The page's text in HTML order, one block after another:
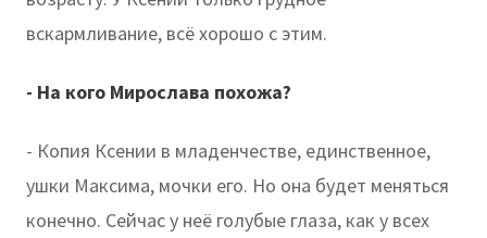
вскармливание, всё хорошо с этим.
- На кого Мирослава похожа?
- Копия Ксении в младенчестве, единственное,
ушки Максима, мочки его. Но она будет меняться
конечно. Сейчас у неё голубые глаза, как у всех